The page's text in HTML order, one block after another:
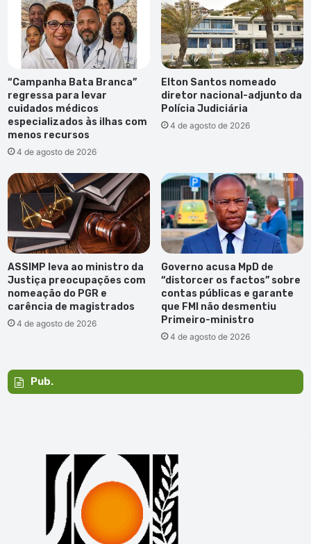
USV
“Campanha Bata Branca”
regressa para levar
cuidados médicos
especializados às ilhas com
menos recursos
4 de agosto de 2026
Elton Santos nomeado
diretor nacional-adjunto da
Polícia Judiciária
4 de agosto de 2026
ASSIMP leva ao ministro da
Justiça preocupações com
nomeação do PGR e
carência de magistrados
4 de agosto de 2026
Governo acusa MpD de
“distorcer os factos” sobre
contas públicas e garante
que FMI não desmentiu
Primeiro-ministro
4 de agosto de 2026
Pub.